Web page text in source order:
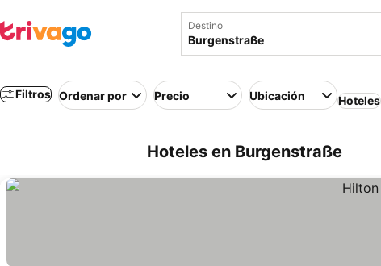
Destino
Filtros Ordenar por Precio Ubicación Hoteles
Hoteles en Burgenstraße